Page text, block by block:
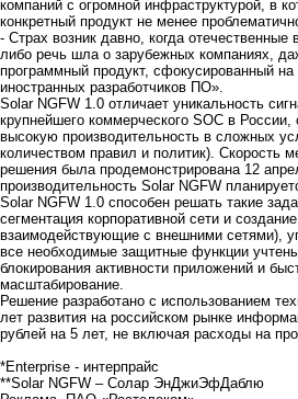
компаний с огромной инфраструктурой, в
конкретный продукт не менее
- Страх возник давно, когда
либо речь шла о зарубежных компаниях,
программный продукт, сфокусированный на
иностранных разработчиков ПО».
Solar NGFW 1.0 отличает уникальность
крупнейшего коммерческого SOC в
высокую производительность в сложных
количеством правил и политик). Скорость
решения была продемонстрирована 12
производительность Solar NGFW
Solar NGFW 1.0 способен решать такие
сегментация корпоративной сети и
взаимодействующие с внешними сетями),
все необходимые защитные функции
блокирования активности приложений и
масштабирование.
Решение разработано с использованием
лет развития на российском рынке
рублей на 5 лет, не включая расходы на
*Enterprise - интерпрайс
**Solar NGFW – Солар ЭнДжиЭфДаблю